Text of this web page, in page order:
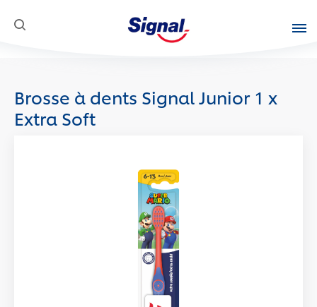
SKIP TO CONTENT
Une Question
Mission Sociale
Brosse à dents Signal Junior 1 x
Extra Soft